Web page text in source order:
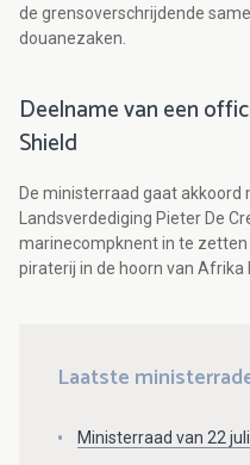
de grensoverschrijdende
douanezaken.
Deelname van een
Shield
De ministerraad gaat
Landsverdediging Pieter De
marinecompknent in te zetten
piraterij in de hoorn van Afrika
Laatste
Ministerraad van 22